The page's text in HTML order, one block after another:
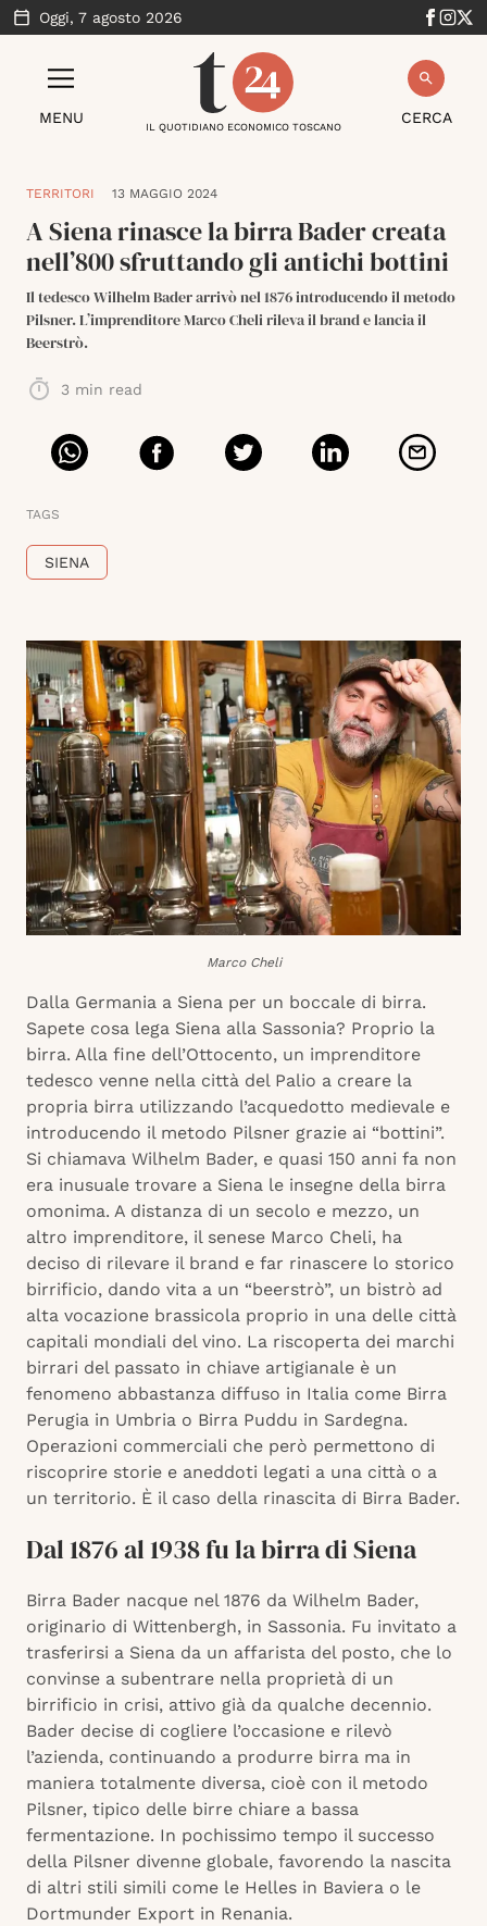
Oggi, 7 agosto 2026
MENU CERCA
IL QUOTIDIANO ECONOMICO TOSCANO
TERRITORI 13 MAGGIO 2024
A Siena rinasce la birra Bader creata
nell’800 sfruttando gli antichi bottini
Il tedesco Wilhelm Bader arrivò nel 1876 introducendo il metodo
Pilsner. L’imprenditore Marco Cheli rileva il brand e lancia il
Beerstrò.
3 min read
TAGS
SIENA
Marco Cheli
Dalla Germania a Siena per un boccale di birra.
Sapete cosa lega Siena alla Sassonia? Proprio la
birra. Alla fine dell’Ottocento, un imprenditore
tedesco venne nella città del Palio a creare la
propria birra utilizzando l’acquedotto medievale e
introducendo il metodo Pilsner grazie ai “bottini”.
Si chiamava Wilhelm Bader, e quasi 150 anni fa non
era inusuale trovare a Siena le insegne della birra
omonima. A distanza di un secolo e mezzo, un
altro imprenditore, il senese Marco Cheli, ha
deciso di rilevare il brand e far rinascere lo storico
birrificio, dando vita a un “beerstrò”, un bistrò ad
alta vocazione brassicola proprio in una delle città
capitali mondiali del vino. La riscoperta dei marchi
birrari del passato in chiave artigianale è un
fenomeno abbastanza diffuso in Italia come Birra
Perugia in Umbria o Birra Puddu in Sardegna.
Operazioni commerciali che però permettono di
riscoprire storie e aneddoti legati a una città o a
un territorio. È il caso della rinascita di Birra Bader.
Dal 1876 al 1938 fu la birra di Siena
Birra Bader nacque nel 1876 da Wilhelm Bader,
originario di Wittenbergh, in Sassonia. Fu invitato a
trasferirsi a Siena da un affarista del posto, che lo
convinse a subentrare nella proprietà di un
birrificio in crisi, attivo già da qualche decennio.
Bader decise di cogliere l’occasione e rilevò
l’azienda, continuando a produrre birra ma in
maniera totalmente diversa, cioè con il metodo
Pilsner, tipico delle birre chiare a bassa
fermentazione. In pochissimo tempo il successo
della Pilsner divenne globale, favorendo la nascita
di altri stili simili come le Helles in Baviera o le
Dortmunder Export in Renania.